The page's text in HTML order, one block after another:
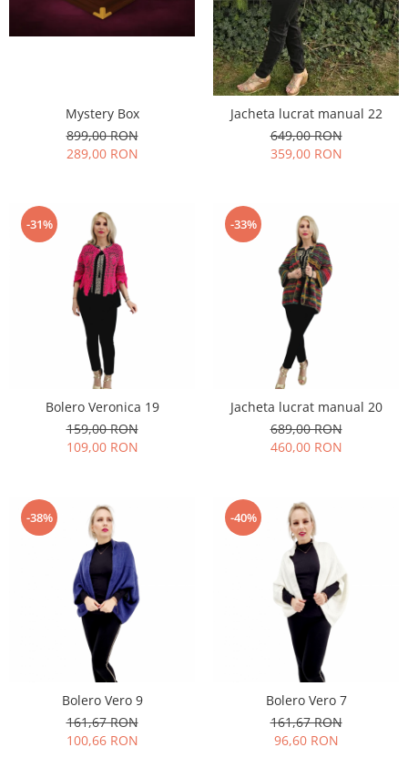
Mystery Box
899,00 RON
289,00 RON
Jacheta lucrat manual 22
649,00 RON
359,00 RON
-31%
Bolero Veronica 19
159,00 RON
109,00 RON
-33%
Jacheta lucrat manual 20
689,00 RON
460,00 RON
-38%
Bolero Vero 9
161,67 RON
100,66 RON
-40%
Bolero Vero 7
161,67 RON
96,60 RON